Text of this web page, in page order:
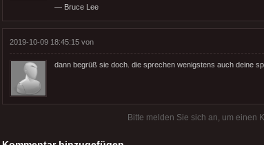
— Bruce Lee
2019-10-09 18:45:15 von
dann begrüß sie doch. die sprechen wenigstens auch deine
Bitte melden Sie sich an, um einen